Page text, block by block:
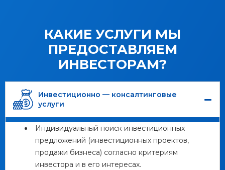
КАКИЕ УСЛУГИ МЫ
ПРЕДОСТАВЛЯЕМ
ИНВЕСТОРАМ?
Инвестиционно — консалтинговые
услуги
Индивидуальный поиск инвестиционных
предложений (инвестиционных проектов,
продажи бизнеса) согласно критериям
инвестора и в его интересах.